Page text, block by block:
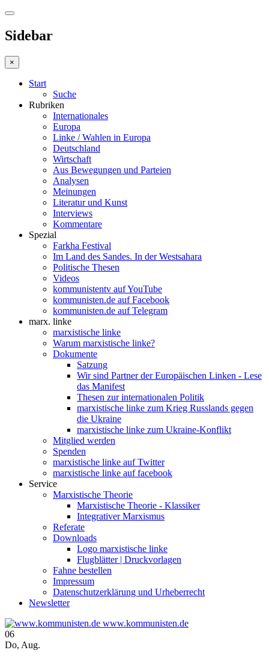
Sidebar
×
Start
Suche
Rubriken
Internationales
Europa
Linke / Wahlen in Europa
Deutschland
Wirtschaft
Aus Bewegungen und Parteien
Analysen
Meinungen
Literatur und Kunst
Interviews
Kommentare
Spezial
Farkha Festival
Im Land des Sandes. In der Westsahara
Politische Thesen
Videos
kommunistentv auf YouTube
kommunisten.de auf Facebook
kommunisten.de auf Telegram
marx. linke
marxistische linke
Warum marxistische linke?
Dokumente
Satzung
Wir sind Partner der Europäischen Linken - Lese
das Manifest
Thesen zur internationalen Politik
marxistische linke zum Krieg Russlands gegen
die Ukraine
marxistische linke zum Ukraine-Konflikt
Mitglied werden
Spenden
marxistische linke auf Twitter
marxistische linke auf facebook
Service
Marxistische Theorie
Marxistische Theorie - Klassiker
Integrativer Marxismus
Referate
Downloads
Logo marxistische linke
Flugblätter | Druckvorlagen
Fahne bestellen
Impressum
Datenschutzerklärung und Urheberrecht
Newsletter
www.kommunisten.de
06
Do, Aug.